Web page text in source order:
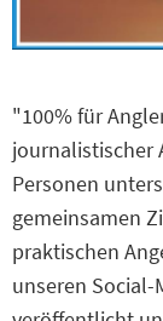
"100% für
journalistischer
Personen
gemeinsamen
praktischen
unseren